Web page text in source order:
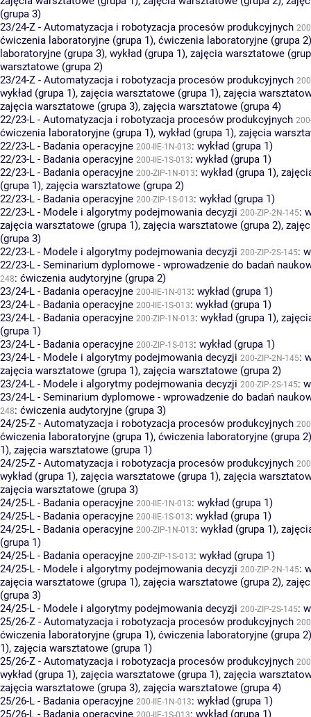
(grupa 3)
23/24-Z - Automatyzacja i robotyzacja procesów produkcyjnych
ćwiczenia laboratoryjne (grupa 1), ćwiczenia laboratoryjne (grupa 2)
laboratoryjne (grupa 3), wykład (grupa 1), zajęcia warsztatowe
warsztatowe (grupa 2)
23/24-Z - Automatyzacja i robotyzacja procesów produkcyjnych
wykład (grupa 1), zajęcia warsztatowe (grupa 1), zajęcia
zajęcia warsztatowe (grupa 3), zajęcia warsztatowe (grupa 4)
22/23-L - Automatyzacja i robotyzacja procesów produkcyjnych
ćwiczenia laboratoryjne (grupa 1), wykład (grupa 1), zajęcia
22/23-L - Badania operacyjne 200-IIE-1N-013: wykład (grupa 1)
22/23-L - Badania operacyjne 200-IIE-1S-013: wykład (grupa 1)
22/23-L - Badania operacyjne 200-ZIP-1N-013: wykład (grupa 1),
(grupa 1), zajęcia warsztatowe (grupa 2)
22/23-L - Badania operacyjne 200-ZIP-1S-013: wykład (grupa 1)
22/23-L - Modele i algorytmy podejmowania decyzji 200-ZIP-2N-145:
zajęcia warsztatowe (grupa 1), zajęcia warsztatowe (grupa 2),
(grupa 3)
22/23-L - Modele i algorytmy podejmowania decyzji 200-ZIP-2S-145:
22/23-L - Seminarium dyplomowe - wprowadzenie do badań
248: ćwiczenia audytoryjne (grupa 2)
23/24-L - Badania operacyjne 200-IIE-1N-013: wykład (grupa 1)
23/24-L - Badania operacyjne 200-IIE-1S-013: wykład (grupa 1)
23/24-L - Badania operacyjne 200-ZIP-1N-013: wykład (grupa 1),
(grupa 1)
23/24-L - Badania operacyjne 200-ZIP-1S-013: wykład (grupa 1)
23/24-L - Modele i algorytmy podejmowania decyzji 200-ZIP-2N-145:
zajęcia warsztatowe (grupa 1), zajęcia warsztatowe (grupa 2)
23/24-L - Modele i algorytmy podejmowania decyzji 200-ZIP-2S-145:
23/24-L - Seminarium dyplomowe - wprowadzenie do badań
248: ćwiczenia audytoryjne (grupa 3)
24/25-Z - Automatyzacja i robotyzacja procesów produkcyjnych
ćwiczenia laboratoryjne (grupa 1), ćwiczenia laboratoryjne (grupa 2)
1), zajęcia warsztatowe (grupa 1)
24/25-Z - Automatyzacja i robotyzacja procesów produkcyjnych
wykład (grupa 1), zajęcia warsztatowe (grupa 1), zajęcia
zajęcia warsztatowe (grupa 3)
24/25-L - Badania operacyjne 200-IIE-1N-013: wykład (grupa 1)
24/25-L - Badania operacyjne 200-IIE-1S-013: wykład (grupa 1)
24/25-L - Badania operacyjne 200-ZIP-1N-013: wykład (grupa 1),
(grupa 1)
24/25-L - Badania operacyjne 200-ZIP-1S-013: wykład (grupa 1)
24/25-L - Modele i algorytmy podejmowania decyzji 200-ZIP-2N-145:
zajęcia warsztatowe (grupa 1), zajęcia warsztatowe (grupa 2),
(grupa 3)
24/25-L - Modele i algorytmy podejmowania decyzji 200-ZIP-2S-145:
25/26-Z - Automatyzacja i robotyzacja procesów produkcyjnych
ćwiczenia laboratoryjne (grupa 1), ćwiczenia laboratoryjne (grupa 2)
1), zajęcia warsztatowe (grupa 1)
25/26-Z - Automatyzacja i robotyzacja procesów produkcyjnych
wykład (grupa 1), zajęcia warsztatowe (grupa 1), zajęcia
zajęcia warsztatowe (grupa 3), zajęcia warsztatowe (grupa 4)
25/26-L - Badania operacyjne 200-IIE-1N-013: wykład (grupa 1)
25/26-L - Badania operacyjne 200-IIE-1S-013: wykład (grupa 1)